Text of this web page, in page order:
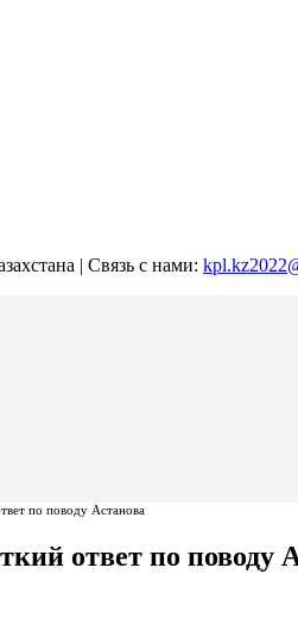
| Связь с нами:
по поводу Астанова
ответ по поводу